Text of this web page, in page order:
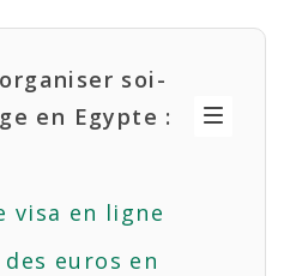
soi-
en Egypte :
visa en ligne
euros en